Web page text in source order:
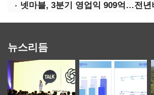
넷마블, 3분기 영업익 909억…전년
뉴스리듬